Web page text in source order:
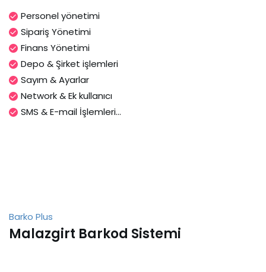
Personel yönetimi
Sipariş Yönetimi
Finans Yönetimi
Depo & Şirket işlemleri
Sayım & Ayarlar
Network & Ek kullanıcı
SMS & E-mail İşlemleri...
Barko Plus
Malazgirt Barkod Sistemi